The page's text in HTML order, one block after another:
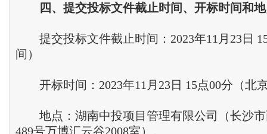
四 、 提交投标文件截止时间 、 开标时间和
提交投标文件截止时间：2023年11月23日
间）
开标时间：2023年11月23日 15点00分（北
地点：湖南中投项目管理有限公司（长沙市
489号万博汇云谷2008室）。